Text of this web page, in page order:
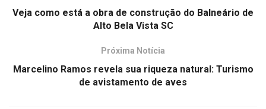
Veja como está a obra de construção do Balneário de
Alto Bela Vista SC
Próxima Notícia
Marcelino Ramos revela sua riqueza natural: Turismo
de avistamento de aves